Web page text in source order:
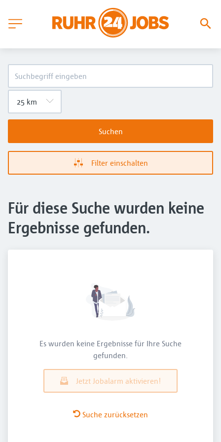
Suchen
Filter einschalten
Für diese Suche wurden keine
Ergebnisse gefunden.
Es wurden keine Ergebnisse für Ihre Suche
gefunden.
Jetzt Jobalarm aktivieren!
Suche zurücksetzen